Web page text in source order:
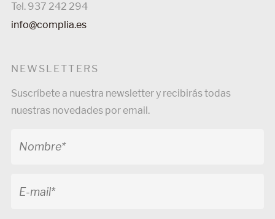
Tel. 937 242 294
info@complia.es
NEWSLETTERS
Suscríbete a nuestra newsletter y recibirás todas
nuestras novedades por email.